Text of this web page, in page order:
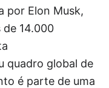
por Elon Musk,
de 14.000
quadro global de
é parte de uma